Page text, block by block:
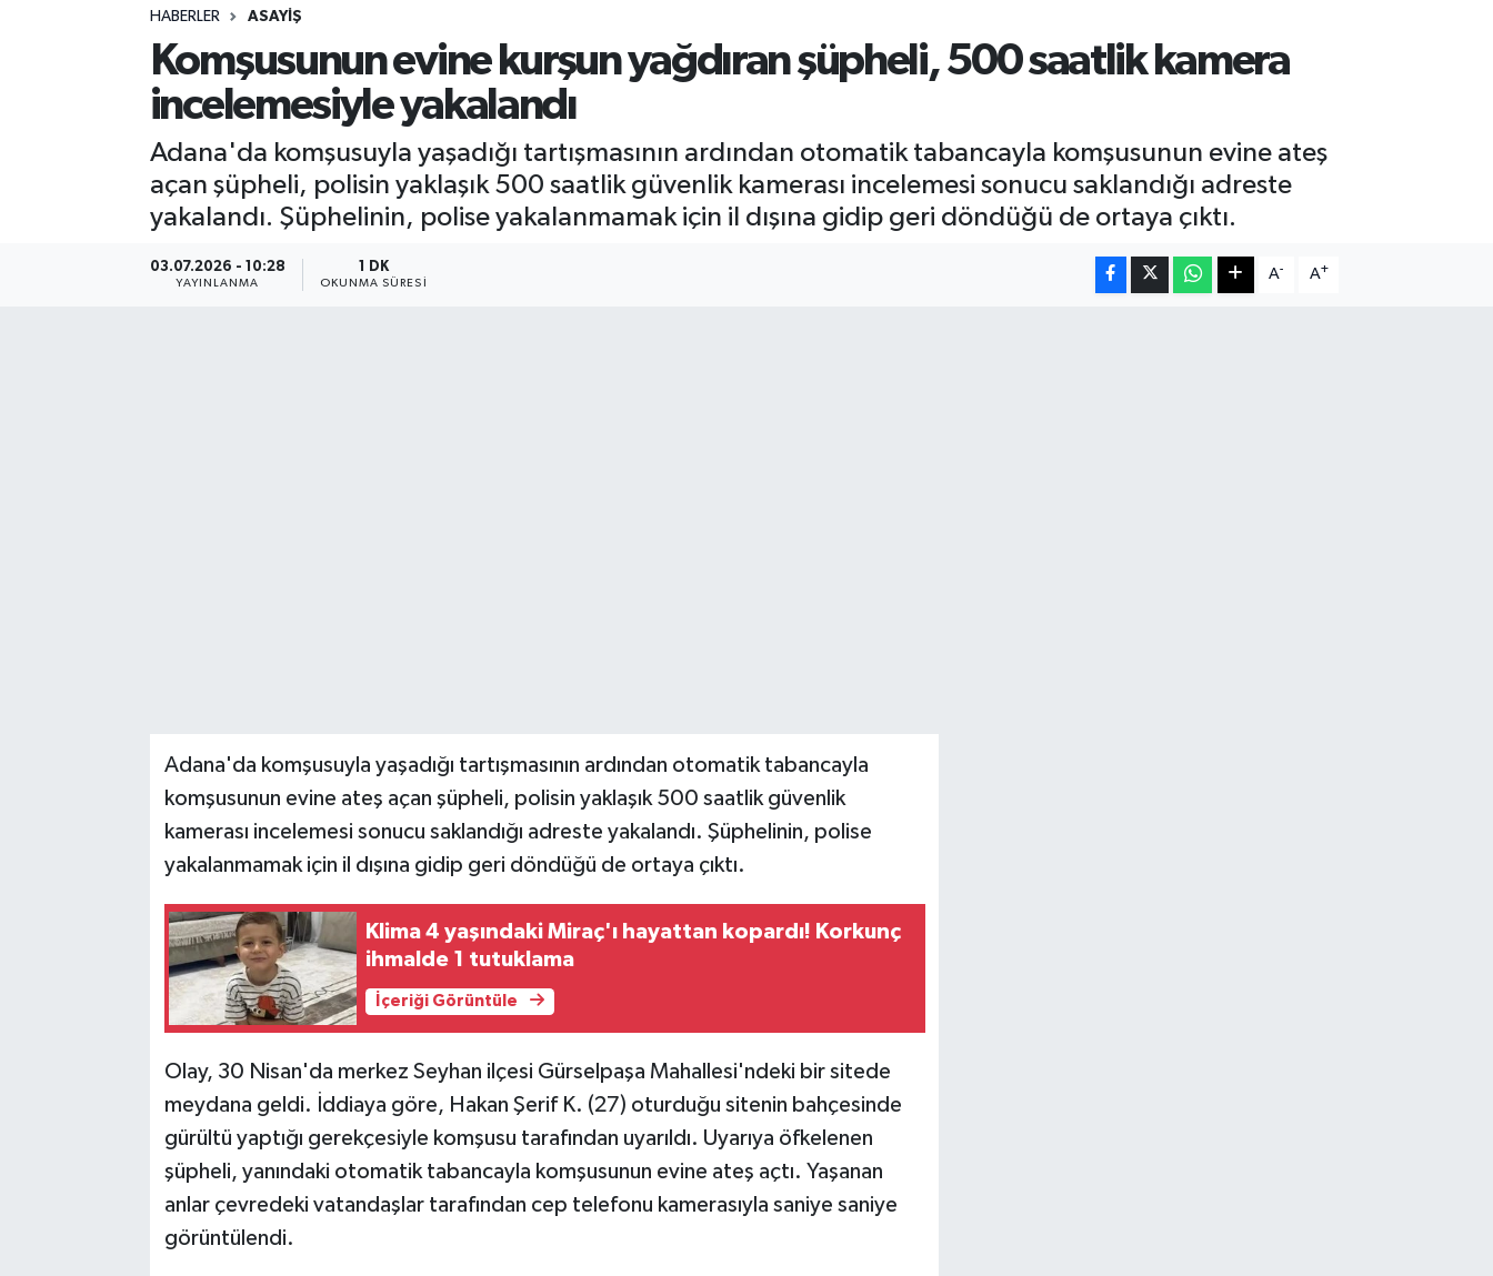
HABERLER ASAYIŞ
Komşusunun evine kurşun yağdıran şüpheli, 500 saatlik kamera
incelemesiyle yakalandı
Adana'da komşusuyla yaşadığı tartışmasının ardından otomatik tabancayla komşusunun evine ateş
açan şüpheli, polisin yaklaşık 500 saatlik güvenlik kamerası incelemesi sonucu saklandığı adreste
yakalandı. Şüphelinin, polise yakalanmamak için il dışına gidip geri döndüğü de ortaya çıktı.
03.07.2026 - 10:28
YAYINLANMA
1 DK
OKUNMA SÜRESI
A- A+
Adana'da komşusuyla yaşadığı tartışmasının ardından otomatik tabancayla
komşusunun evine ateş açan şüpheli, polisin yaklaşık 500 saatlik güvenlik
kamerası incelemesi sonucu saklandığı adreste yakalandı. Şüphelinin, polise
yakalanmamak için il dışına gidip geri döndüğü de ortaya çıktı.
Klima 4 yaşındaki Miraç'ı hayattan kopardı! Korkunç
ihmalde 1 tutuklama
İçeriği Görüntüle
Olay, 30 Nisan'da merkez Seyhan ilçesi Gürselpaşa Mahallesi'ndeki bir sitede
meydana geldi. İddiaya göre, Hakan Şerif K. (27) oturduğu sitenin bahçesinde
gürültü yaptığı gerekçesiyle komşusu tarafından uyarıldı. Uyarıya öfkelenen
şüpheli, yanındaki otomatik tabancayla komşusunun evine ateş açtı. Yaşanan
anlar çevredeki vatandaşlar tarafından cep telefonu kamerasıyla saniye saniye
görüntülendi.